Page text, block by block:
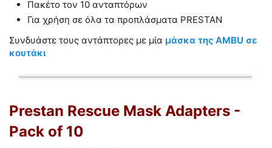
Πακέτο τον 10 ανταπτόρων
Για χρήση σε όλα τα προπλάσματα PRESTAN
Συνδυάστε τους αντάπτορες με μία μάσκα της AMBU σε
κουτάκι
Prestan Rescue Mask Adapters -
Pack of 10